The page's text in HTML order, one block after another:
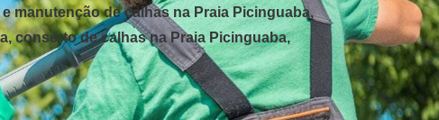
manutenção de calhas na Praia Picinguaba,
conserto de calhas na Praia Picinguaba,